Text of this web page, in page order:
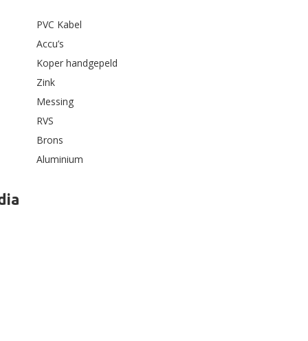
PVC Kabel
Accu’s
Koper handgepeld
Zink
Messing
RVS
Brons
Aluminium